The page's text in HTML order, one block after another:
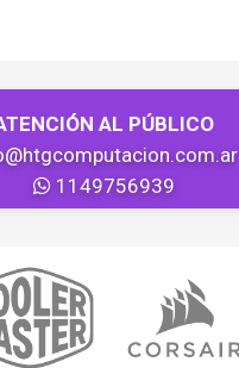
AL PÚBLICO
1149756939